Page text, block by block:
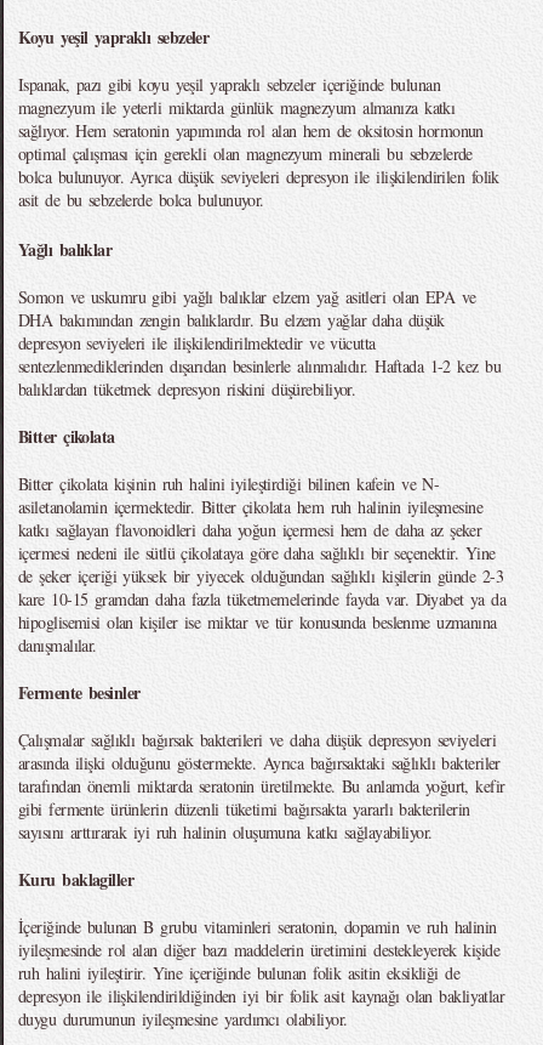
Koyu yeşil yapraklı sebzeler
Ispanak, pazı gibi koyu yeşil yapraklı sebzeler içeriğinde bulunan
magnezyum ile yeterli miktarda günlük magnezyum almanıza katkı
sağlıyor. Hem seratonin yapımında rol alan hem de oksitosin hormonun
optimal çalışması için gerekli olan magnezyum minerali bu sebzelerde
bolca bulunuyor. Ayrıca düşük seviyeleri depresyon ile ilişkilendirilen folik
asit de bu sebzelerde bolca bulunuyor.
Yağlı balıklar
Somon ve uskumru gibi yağlı balıklar elzem yağ asitleri olan EPA ve
DHA bakımından zengin balıklardır. Bu elzem yağlar daha düşük
depresyon seviyeleri ile ilişkilendirilmektedir ve vücutta
sentezlenmediklerinden dışarıdan besinlerle alınmalıdır. Haftada 1-2 kez bu
balıklardan tüketmek depresyon riskini düşürebiliyor.
Bitter çikolata
Bitter çikolata kişinin ruh halini iyileştirdiği bilinen kafein ve N-
asiletanolamin içermektedir. Bitter çikolata hem ruh halinin iyileşmesine
katkı sağlayan flavonoidleri daha yoğun içermesi hem de daha az şeker
içermesi nedeni ile sütlü çikolataya göre daha sağlıklı bir seçenektir. Yine
de şeker içeriği yüksek bir yiyecek olduğundan sağlıklı kişilerin günde 2-3
kare 10-15 gramdan daha fazla tüketmemelerinde fayda var. Diyabet ya da
hipoglisemisi olan kişiler ise miktar ve tür konusunda beslenme uzmanına
danışmalılar.
Fermente besinler
Çalışmalar sağlıklı bağırsak bakterileri ve daha düşük depresyon seviyeleri
arasında ilişki olduğunu göstermekte. Ayrıca bağırsaktaki sağlıklı bakteriler
tarafından önemli miktarda seratonin üretilmekte. Bu anlamda yoğurt, kefir
gibi fermente ürünlerin düzenli tüketimi bağırsakta yararlı bakterilerin
sayısını arttırarak iyi ruh halinin oluşumuna katkı sağlayabiliyor.
Kuru baklagiller
İçeriğinde bulunan B grubu vitaminleri seratonin, dopamin ve ruh halinin
iyileşmesinde rol alan diğer bazı maddelerin üretimini destekleyerek kişide
ruh halini iyileştirir. Yine içeriğinde bulunan folik asitin eksikliği de
depresyon ile ilişkilendirildiğinden iyi bir folik asit kaynağı olan bakliyatlar
duygu durumunun iyileşmesine yardımcı olabiliyor.